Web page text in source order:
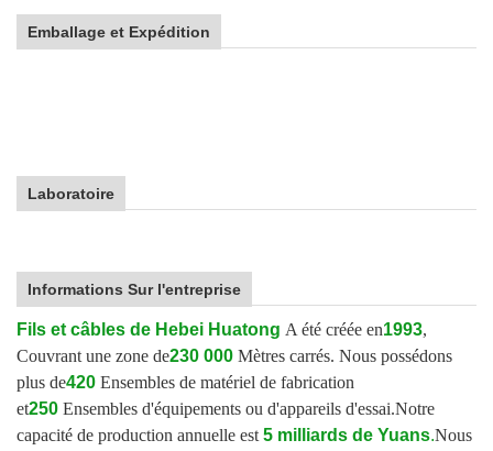
Emballage et Expédition
Laboratoire
Informations Sur l'entreprise
Fils et câbles de Hebei Huatong A été créée en1993,
Couvrant une zone de230 000 Mètres carrés. Nous possédons
plus de420 Ensembles de matériel de fabrication
et250 Ensembles d'équipements ou d'appareils d'essai.Notre
capacité de production annuelle est 5 milliards de Yuans.Nous